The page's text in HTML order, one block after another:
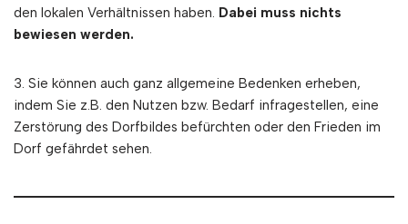
den lokalen Verhältnissen haben. Dabei muss nichts
bewiesen werden.
3. Sie können auch ganz allgemeine Bedenken erheben,
indem Sie z.B. den Nutzen bzw. Bedarf infragestellen, eine
Zerstörung des Dorfbildes befürchten oder den Frieden im
Dorf gefährdet sehen.